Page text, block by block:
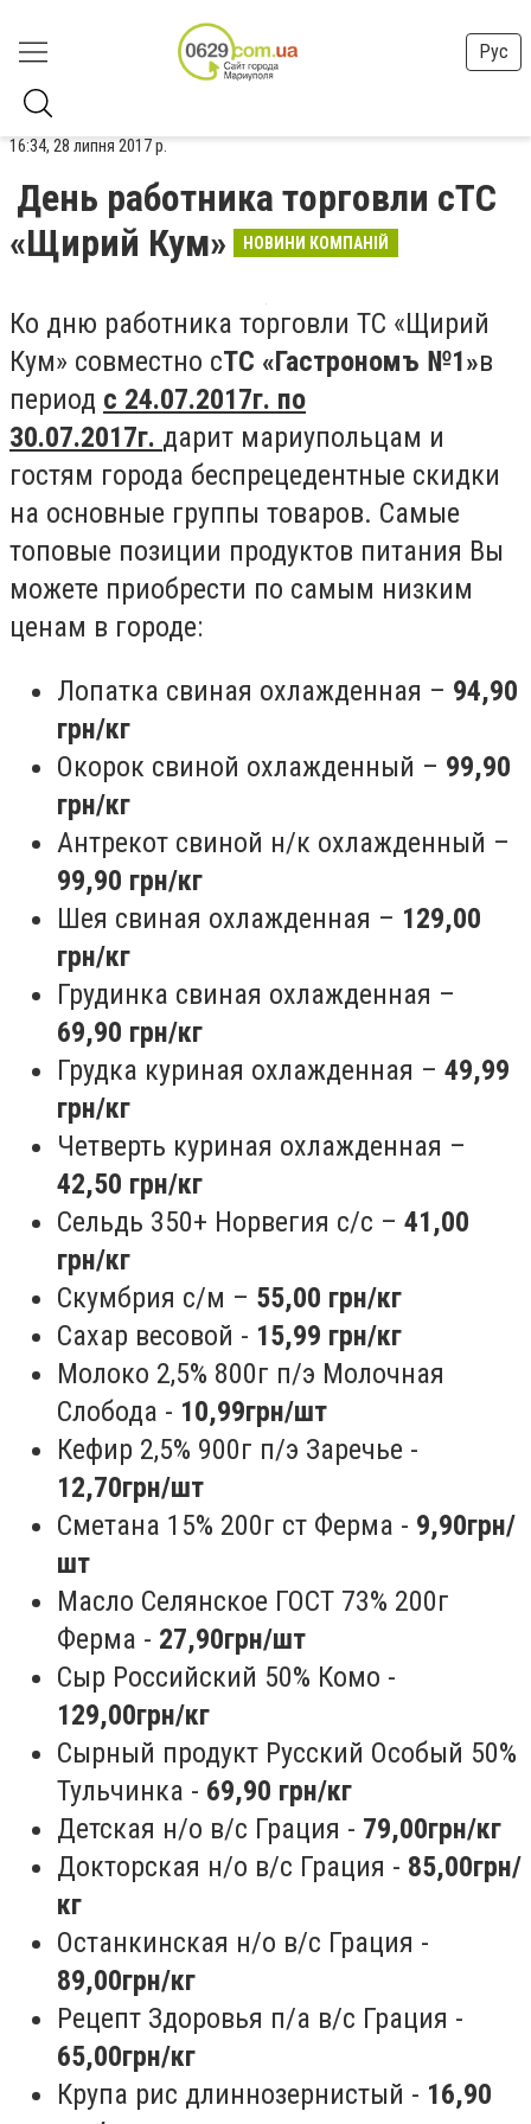
Рус
16:34, 28 липня 2017 р.
День работника торговли сТС
«Щирий Кум»
НОВИНИ КОМПАНІЙ
Ко дню работника торговли ТС «Щирий
Кум» совместно сТС «Гастрономъ №1»в
период с 24.07.2017г. по
30.07.2017г. дарит мариупольцам и
гостям города беспрецедентные скидки
на основные группы товаров. Самые
топовые позиции продуктов питания Вы
можете приобрести по самым низким
ценам в городе:
Лопатка свиная охлажденная – 94,90
грн/кг
Окорок свиной охлажденный – 99,90
грн/кг
Антрекот свиной н/к охлажденный –
99,90 грн/кг
Шея свиная охлажденная – 129,00
грн/кг
Грудинка свиная охлажденная –
69,90 грн/кг
Грудка куриная охлажденная – 49,99
грн/кг
Четверть куриная охлажденная –
42,50 грн/кг
Сельдь 350+ Норвегия с/с – 41,00
грн/кг
Скумбрия с/м – 55,00 грн/кг
Сахар весовой - 15,99 грн/кг
Молоко 2,5% 800г п/э Молочная
Слобода - 10,99грн/шт
Кефир 2,5% 900г п/э Заречье -
12,70грн/шт
Сметана 15% 200г ст Ферма - 9,90грн/
шт
Масло Селянское ГОСТ 73% 200г
Ферма - 27,90грн/шт
Сыр Российский 50% Комо -
129,00грн/кг
Сырный продукт Русский Особый 50%
Тульчинка - 69,90 грн/кг
Детская н/о в/с Грация - 79,00грн/кг
Докторская н/о в/с Грация - 85,00грн/
кг
Останкинская н/о в/с Грация -
89,00грн/кг
Рецепт Здоровья п/а в/с Грация -
65,00грн/кг
Крупа рис длиннозернистый - 16,90